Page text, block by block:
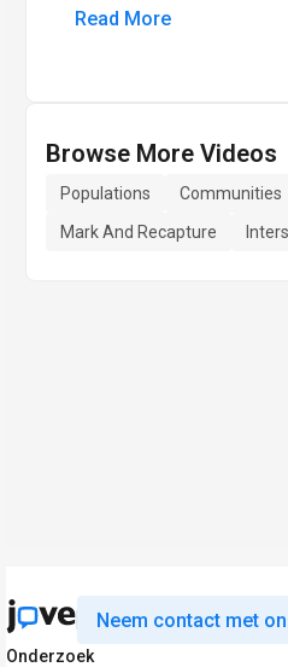
Read More
Browse More Videos
Populations Communities
Mark And Recapture
Neem contact met
Onderzoek